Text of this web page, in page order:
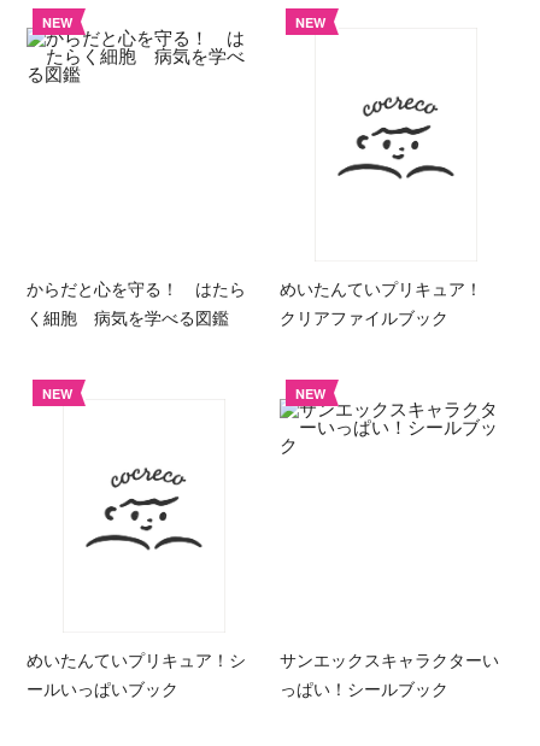
NEW
からだと心を守る！ はたら
く細胞 病気を学べる図鑑
NEW
めいたんていプリキュア！
クリアファイルブック
NEW
めいたんていプリキュア！シ
ールいっぱいブック
NEW
サンエックスキャラクターい
っぱい！シールブック